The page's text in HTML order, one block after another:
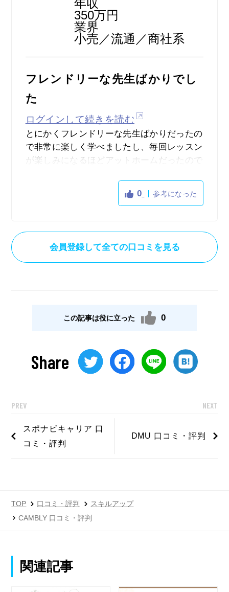
年収
350万円
業界
小売／流通／商社系
フレンドリーな先生ばかりでし
た
ログインして続きを読む
とにかくフレンドリーな先生ばかりだったの
で非常に楽しく学べましたし、毎回レッスン
が楽しみになるほどアットホームだったので
て非常に良かったですし、話しの内容も映画
方がおられ、プロフィール動画から選べます
し、発音が分かりやすい方やおしゃべりがお
0 参考になった
会員登録して全ての口コミを見る
この記事は役に立った 0
Share
PREV
スポナビキャリア 口
コミ・評判
NEXT
DMU 口コミ・評判
TOP 口コミ・評判
スキルアップ
CAMBLY 口コミ・評判
関連記事